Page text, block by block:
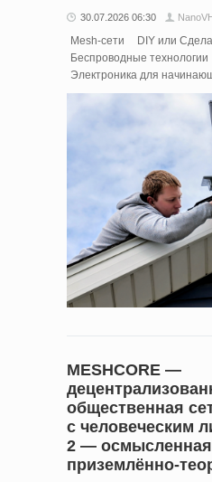
30.07.2026 06:30
Mesh-сети
DIY или
Беспроводные технологии
Электроника для
MESHCORE —
общественная
с человеческим
2 —